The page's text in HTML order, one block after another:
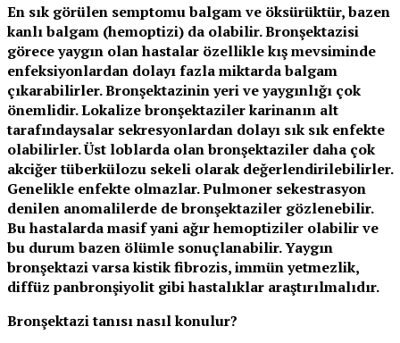
En sık görülen semptomu balgam ve öksürüktür, bazen
kanlı balgam (hemoptizi) da olabilir. Bronşektazisi
görece yaygın olan hastalar özellikle kış mevsiminde
enfeksiyonlardan dolayı fazla miktarda balgam
çıkarabilirler. Bronşektazinin yeri ve yaygınlığı çok
önemlidir. Lokalize bronşektaziler karinanın alt
tarafındaysalar sekresyonlardan dolayı sık sık enfekte
olabilirler. Üst loblarda olan bronşektaziler daha çok
akciğer tüberkülozu sekeli olarak değerlendirilebilirler.
Genelikle enfekte olmazlar. Pulmoner sekestrasyon
denilen anomalilerde de bronşektaziler gözlenebilir.
Bu hastalarda masif yani ağır hemoptiziler olabilir ve
bu durum bazen ölümle sonuçlanabilir. Yaygın
bronşektazi varsa kistik fibrozis, immün yetmezlik,
diffüz panbronşiyolit gibi hastalıklar araştırılmalıdır.
Bronşektazi tanısı nasıl konulur?